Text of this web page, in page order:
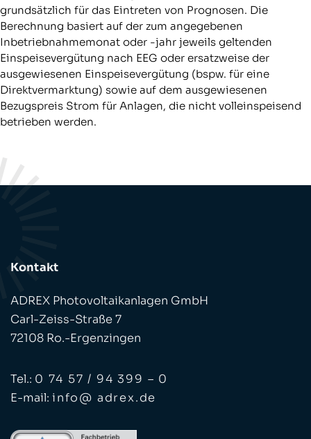
grundsätzlich für das Eintreten von Prognosen. Die
Berechnung basiert auf der zum angegebenen
Inbetriebnahmemonat oder -jahr jeweils geltenden
Einspeisevergütung nach EEG oder ersatzweise der
ausgewiesenen Einspeisevergütung (bspw. für eine
Direktvermarktung) sowie auf dem ausgewiesenen
Bezugspreis Strom für Anlagen, die nicht volleinspeisend
betrieben werden.
Kontakt
ADREX Photovoltaikanlagen GmbH
Carl-Zeiss-Straße 7
72108 Ro.-Ergenzingen
Tel.: 0 74 57 / 94 399 – 0
E-mail: info@ adrex.de